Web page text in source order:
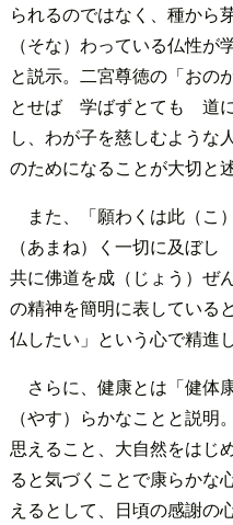
られるのではなく、種から
（そな）わっている仏性
と説示。二宮尊徳の「お
とせば 学ばずとても 道
し、わが子を慈しむような
のためになることが大切と述
また、「願わくは此（
（あまね）く一切に及ぼ
共に佛道を成（じょう）ぜ
の精神を簡明に表している
仏したい」という心で精進
さらに、健康とは「健
（やす）らかなことと説
思えること、大自然をはじ
ると気づくことで康らかな
えるとして、日頃の感謝の